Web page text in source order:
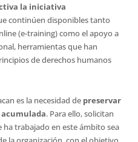
la iniciativa
continúen disponibles tanto
(e-training) como el apoyo a
herramientas que han
de derechos humanos
es la necesidad de preservar
. Para ello, solicitan
trabajado en este ámbito sea